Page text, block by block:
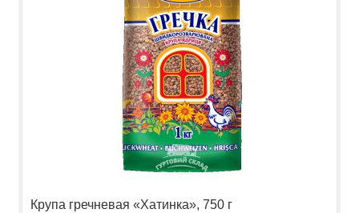
Крупа гречневая «Хатинка», 750 г